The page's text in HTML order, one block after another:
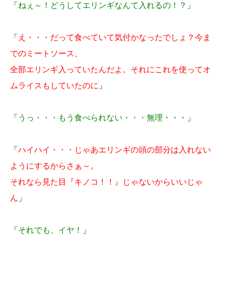
「 ねぇ～！どうしてエリンギなんて入れるの！？ 」
「 え・・・だって食べていて気付かなったでしょ？今ま
でのミートソース、
全部エリンギ入っていたんだよ。それにこれを使ってオ
ムライスもしていたのに 」
「 うっ・・・もう食べられない・・・無理・・・ 」
「 ハイハイ・・・じゃあエリンギの頭の部分は入れない
ようにするからさぁ～。
それなら見た目『キノコ！！』じゃないからいいじゃ
ん 」
「 それでも、イヤ！ 」